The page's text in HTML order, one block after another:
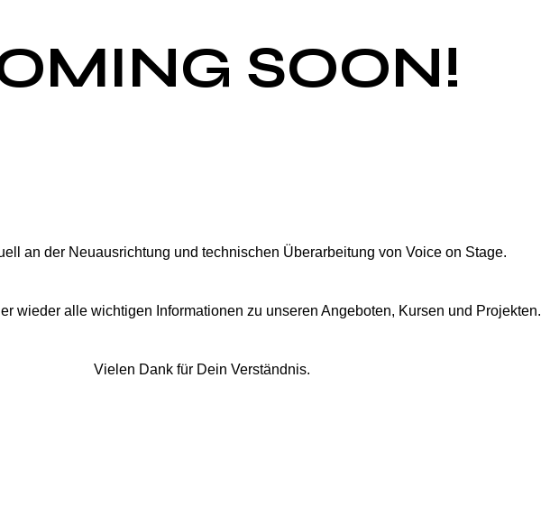
SOON!
an der Neuausrichtung und technischen Überarbeitung von Voice on Stage.
wieder alle wichtigen Informationen zu unseren Angeboten, Kursen und Projekten.
Vielen Dank für Dein Verständnis.